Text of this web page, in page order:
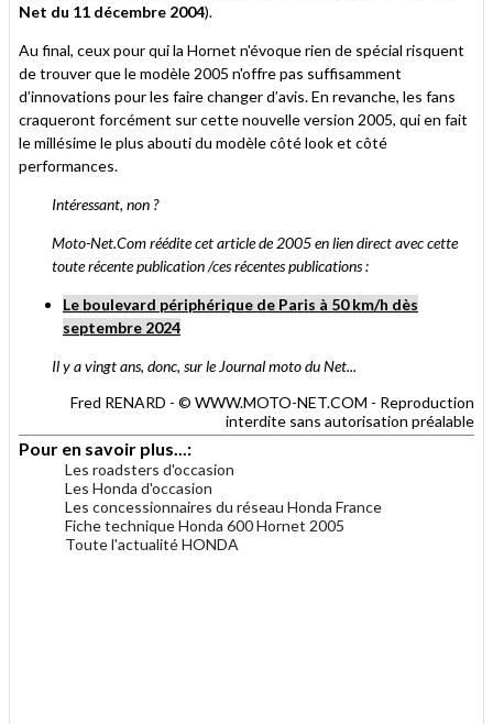
Net du 11 décembre 2004).
Au final, ceux pour qui la Hornet n'évoque rien de spécial risquent
de trouver que le modèle 2005 n'offre pas suffisamment
d’innovations pour les faire changer d’avis. En revanche, les fans
craqueront forcément sur cette nouvelle version 2005, qui en fait
le millésime le plus abouti du modèle côté look et côté
performances.
Intéressant, non ?
Moto-Net.Com réédite cet article de 2005 en lien direct avec cette
toute récente publication /ces récentes publications :
Le boulevard périphérique de Paris à 50 km/h dès
septembre 2024
Il y a vingt ans, donc, sur le Journal moto du Net...
Fred RENARD - © WWW.MOTO-NET.COM - Reproduction
interdite sans autorisation préalable
Pour en savoir plus...:
Les roadsters d'occasion
Les Honda d'occasion
Les concessionnaires du réseau Honda France
Fiche technique Honda 600 Hornet 2005
Toute l'actualité HONDA